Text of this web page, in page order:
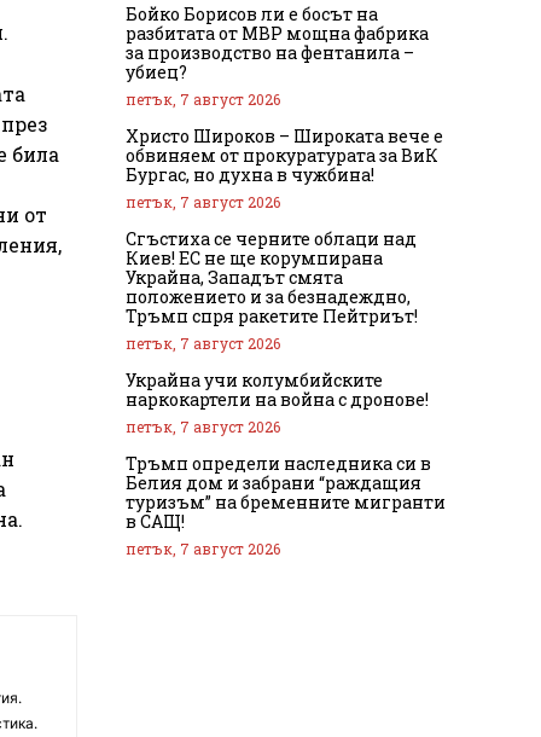
била
от
Бойко Борисов ли е босът на
разбитата от МВР мощна фабрика
за производство на фентанила –
убиец?
петък, 7 август 2026
Христо Широков – Широката вече е
обвиняем от прокуратурата за ВиК
Бургас, но духна в чужбина!
петък, 7 август 2026
Сгъстиха се черните облаци над
Киев! ЕС не ще корумпирана
Украйна, Западът смята
положението и за безнадеждно,
Тръмп спря ракетите Пейтриът!
петък, 7 август 2026
Украйна учи колумбийските
наркокартели на война с дронове!
петък, 7 август 2026
Тръмп определи наследника си в
Белия дом и забрани “раждащия
туризъм” на бременните мигранти
в САЩ!
петък, 7 август 2026